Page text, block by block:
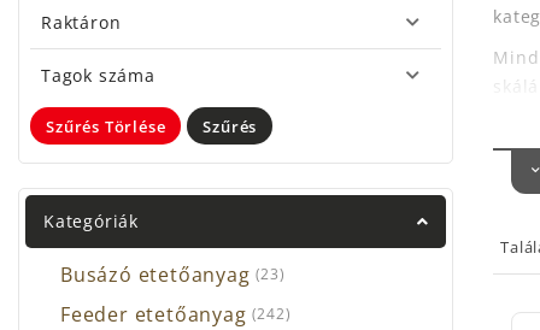
Raktáron
Tagok száma
Szűrés Törlése Szűrés
Kategóriák
Busázó etetőanyag (23)
Feeder etetőanyag (242)
a
A